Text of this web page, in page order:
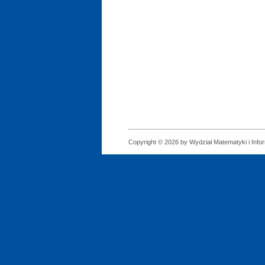
Copyright © 2026 by Wydział Matematyki i